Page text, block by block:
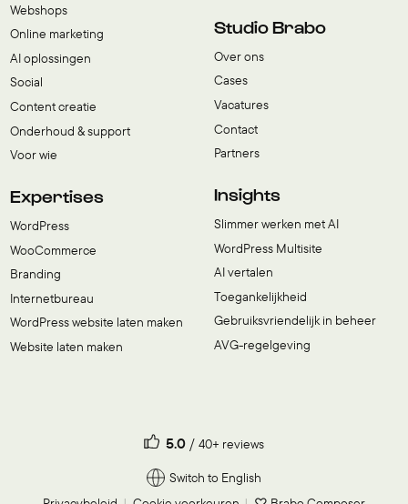
Webshops
Online marketing
AI oplossingen
Social
Content creatie
Onderhoud & support
Voor wie
Expertises
WordPress
WooCommerce
Branding
Internetbureau
WordPress website laten maken
Website laten maken
Studio Brabo
Over ons
Cases
Vacatures
Contact
Partners
Insights
Slimmer werken met AI
WordPress Multisite
AI vertalen
Toegankelijkheid
Gebruiksvriendelijk in beheer
AVG-regelgeving
5.0 40+ reviews
Switch to English